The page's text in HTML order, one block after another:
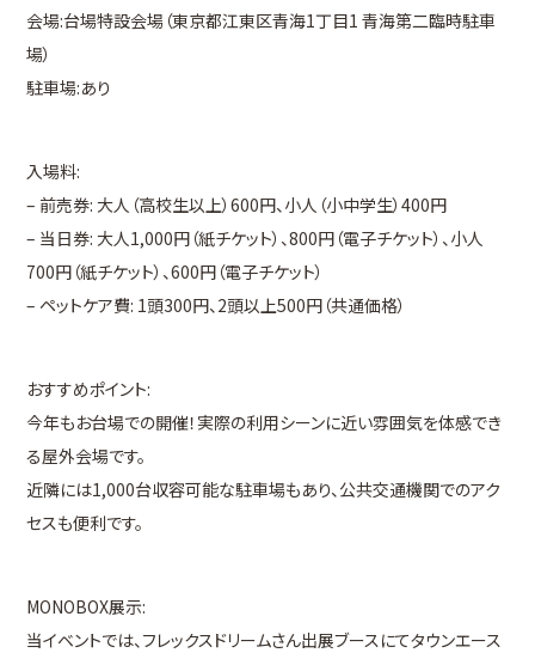
会場:台場特設会場（東京都江東区青海1丁目1 青海第二臨時駐車
場）
駐車場:あり
入場料:
– 前売券: 大人（高校生以上）600円、小人（小中学生）400円
– 当日券: 大人1,000円（紙チケット）、800円（電子チケット）、小人
700円（紙チケット）、600円（電子チケット）
– ペットケア費: 1頭300円、2頭以上500円（共通価格）
おすすめポイント:
今年もお台場での開催！実際の利用シーンに近い雰囲気を体感でき
る屋外会場です。
近隣には1,000台収容可能な駐車場もあり、公共交通機関でのアク
セスも便利です。
MONOBOX展示:
当イベントでは、フレックスドリームさん出展ブースにてタウンエース